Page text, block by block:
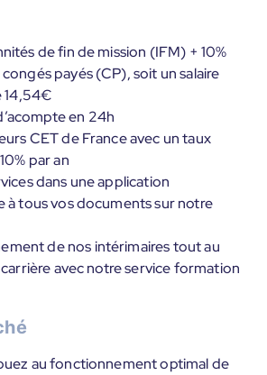
de fin de mission (IFM) + 10%
payés (CP), soit un salaire
14,54€
en 24h
CET de France avec un taux
par an
dans une application
à tous vos documents sur notre
de nos intérimaires tout au
avec notre service formation
au fonctionnement optimal de